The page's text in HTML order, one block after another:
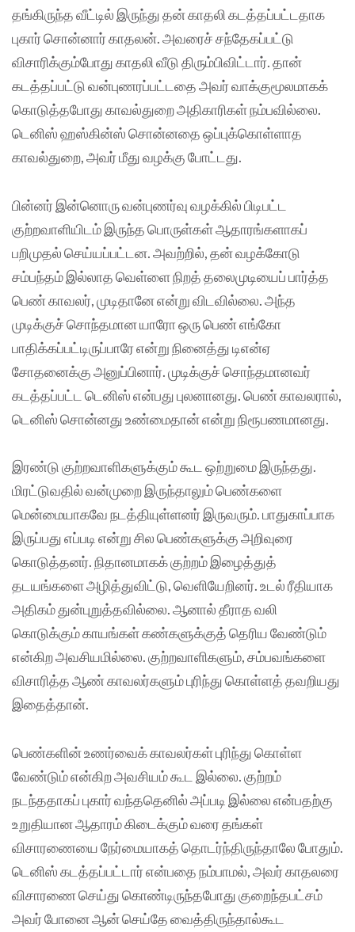
தங்கிருந்த வீட்டில் இருந்து தன் காதலி கடத்தப்பட்டதாக
புகார் சொன்னார் காதலன். அவரைச் சந்தேகப்பட்டு
விசாரிக்கும்போது காதலி வீடு திரும்பிவிட்டார். தான்
கடத்தப்பட்டு வன்புணரப்பட்டதை அவர் வாக்குமூலமாகக்
கொடுத்தபோது காவல்துறை அதிகாரிகள் நம்பவில்லை.
டெனிஸ் ஹஸ்கின்ஸ் சொன்னதை ஒப்புக்கொள்ளாத
காவல்துறை, அவர் மீது வழக்கு பாேட்டது.
பின்னர் இன்னொரு வன்புணர்வு வழக்கில் பிடிபட்ட
குற்றவாளியிடம் இருந்த பொருள்கள் ஆதாரங்களாகப்
பறிமுதல் செய்யப்பட்டன. அவற்றில், தன் வழக்கோடு
சம்பந்தம் இல்லாத வெள்ளை நிறத் தலைமுடியைப் பார்த்த
பெண் காவலர், முடிதானே என்று விடவில்லை. அந்த
முடிக்குச் சொந்தமான யாரோ ஒரு பெண் எங்கோ
பாதிக்கப்பட்டிருப்பாரே என்று நினைத்து டிஎன்ஏ
சோதனைக்கு அனுப்பினார். முடிக்குச் சொந்தமானவர்
கடத்தப்பட்ட டெனிஸ் என்பது புலனானது. பெண் காவலரால்,
டெனிஸ் சொன்னது உண்மைதான் என்று நிரூபணமானது.
இரண்டு குற்றவாளிகளுக்கும் கூட ஒற்றுமை இருந்தது.
மிரட்டுவதில் வன்முறை இருந்தாலும் பெண்களை
மென்மையாகவே நடத்தியுள்ளனர் இருவரும். பாதுகாப்பாக
இருப்பது எப்படி என்று சில பெண்களுக்கு அறிவுரை
கொடுத்தனர். நிதானமாகக் குற்றம் இழைத்துத்
தடயங்களை அழித்துவிட்டு, வெளியேறினர். உடல் ரீதியாக
அதிகம் துன்புறுத்தவில்லை. ஆனால் தீராத வலி
கொடுக்கும் காயங்கள் கண்களுக்குத் தெரிய வேண்டும்
என்கிற அவசியமில்லை. குற்றவாளிகளும், சம்பவங்களை
விசாரித்த ஆண் காவலர்களும் புரிந்து கொள்ளத் தவறியது
இதைத்தான்.
பெண்களின் உணர்வைக் காவலர்கள் புரிந்து கொள்ள
வேண்டும் என்கிற அவசியம் கூட இல்லை. குற்றம்
நடந்ததாகப் புகார் வந்ததெனில் அப்படி இல்லை என்பதற்கு
உறுதியான ஆதாரம் கிடைக்கும் வரை தங்கள்
விசாரணையை நேர்மையாகத் தொடர்ந்திருந்தாலே போதும்.
டெனிஸ் கடத்தப்பட்டார் என்பதை நம்பாமல், அவர் காதலரை
விசாரணை செய்து கொண்டிருந்தபோது குறைந்தபட்சம்
அவர் போனை ஆன் செய்தே வைத்திருந்தால்கூட